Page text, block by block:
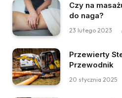
Czy na
do naga?
23 lutego 2023
Przewierty
Przewodnik
20 stycznia 2025